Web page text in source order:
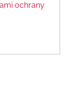
ochrany